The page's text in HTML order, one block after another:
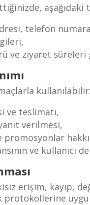
telefon
ve ziyaret
kullanılabilir:
ve teslimatı,
verilmesi,
promosyonlar
ve kullanıcı
erişim, kayıp,